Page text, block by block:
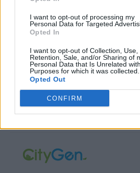
I want to opt-out of processing my
Personal Data for Targeted
Opted In
I want to opt-out of Collection, Use,
Retention, Sale, and/or Sharing of
Personal Data that Is Unrelated
Purposes for which it was collected.
Opted Out
CONFIRM